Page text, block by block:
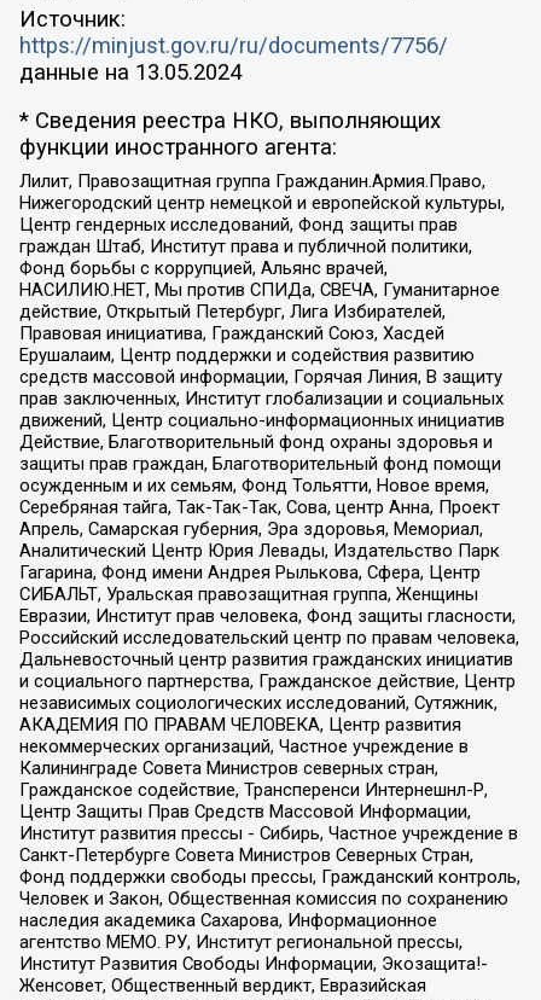
Источник:
https://minjust.gov.ru/ru/documents/7756/
данные на 13.05.2024
* Сведения реестра НКО, выполняющих
функции иностранного агента:
Лилит, Правозащитная группа Гражданин.Армия.Право,
Нижегородский центр немецкой и европейской культуры,
Центр гендерных исследований, Фонд защиты прав
граждан Штаб, Институт права и публичной политики,
Фонд борьбы с коррупцией, Альянс врачей,
НАСИЛИЮ.НЕТ, Мы против СПИДа, СВЕЧА, Гуманитарное
действие, Открытый Петербург, Лига Избирателей,
Правовая инициатива, Гражданский Союз, Хасдей
Ерушалаим, Центр поддержки и содействия развитию
средств массовой информации, Горячая Линия, В защиту
прав заключенных, Институт глобализации и социальных
движений, Центр социально-информационных инициатив
Действие, Благотворительный фонд охраны здоровья и
защиты прав граждан, Благотворительный фонд помощи
осужденным и их семьям, Фонд Тольятти, Новое время,
Серебряная тайга, Так-Так-Так, Сова, центр Анна, Проект
Апрель, Самарская губерния, Эра здоровья, Мемориал,
Аналитический Центр Юрия Левады, Издательство Парк
Гагарина, Фонд имени Андрея Рылькова, Сфера, Центр
СИБАЛЬТ, Уральская правозащитная группа, Женщины
Евразии, Институт прав человека, Фонд защиты гласности,
Российский исследовательский центр по правам человека,
Дальневосточный центр развития гражданских инициатив
и социального партнерства, Гражданское действие, Центр
независимых социологических исследований, Сутяжник,
АКАДЕМИЯ ПО ПРАВАМ ЧЕЛОВЕКА, Центр развития
некоммерческих организаций, Частное учреждение в
Калининграде Совета Министров северных стран,
Гражданское содействие, Трансперенси Интернешнл-Р,
Центр Защиты Прав Средств Массовой Информации,
Институт развития прессы - Сибирь, Частное учреждение в
Санкт-Петербурге Совета Министров Северных Стран,
Фонд поддержки свободы прессы, Гражданский контроль,
Человек и Закон, Общественная комиссия по сохранению
наследия академика Сахарова, Информационное
агентство МЕМО. РУ, Институт региональной прессы,
Институт Развития Свободы Информации, Экозащита!-
Женсовет, Общественный вердикт, Евразийская